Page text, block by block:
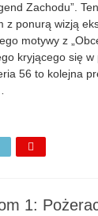
Zachodu”.
z ponurą wizją
motywy z
kryjącego się w
56 to kolejna
1: